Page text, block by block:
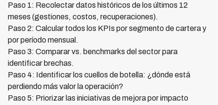
Paso 1: Recolectar datos históricos de los últimos 12
meses (gestiones, costos, recuperaciones).
Paso 2: Calcular todos los KPIs por segmento de cartera y
por período mensual.
Paso 3: Comparar vs. benchmarks del sector para
identificar brechas.
Paso 4: Identificar los cuellos de botella: ¿dónde está
perdiendo más valor la operación?
Paso 5: Priorizar las iniciativas de mejora por impacto